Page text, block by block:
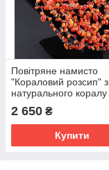
Повітряне намисто
"Кораловий розсип" з
натурального коралу
2 650 ₴
Купити